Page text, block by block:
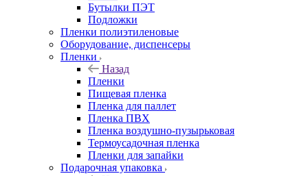
Бутылки ПЭТ
Подложки
Пленки полиэтиленовые
Оборудование, диспенсеры
Пленки
Назад
Пленки
Пищевая пленка
Пленка для паллет
Пленка ПВХ
Пленка воздушно-пузырьковая
Термоусадочная пленка
Пленки для запайки
Подарочная упаковка